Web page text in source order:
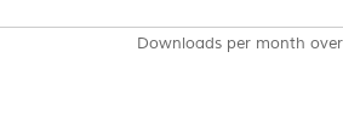
Downloads per month